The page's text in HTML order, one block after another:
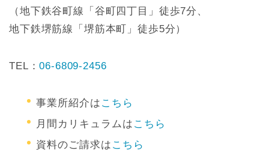
（地下鉄谷町線「谷町四丁目」徒歩7分、
地下鉄堺筋線「堺筋本町」徒歩5分）
TEL：06-6809-2456
事業所紹介は こちら
月間カリキュラムは こちら
資料のご請求は こちら